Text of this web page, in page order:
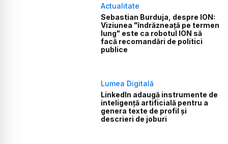
Actualitate
Sebastian Burduja, despre ION:
Viziunea "îndrăzneață pe termen
lung" este ca robotul ION să
facă recomandări de politici
publice
Lumea Digitală
LinkedIn adaugă instrumente de
inteligență artificială pentru a
genera texte de profil și
descrieri de joburi